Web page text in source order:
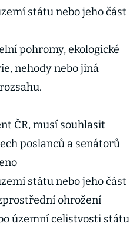
státu nebo jeho část
pohromy, ekologické
nehody nebo jiná
ČR, musí souhlasit
poslanců a senátorů
státu nebo jeho část
ohrožení
územní celistvosti státu